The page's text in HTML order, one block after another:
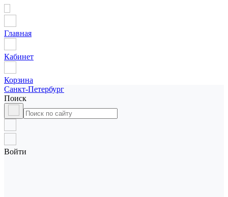
Главная
Кабинет
Корзина
Санкт-Петербург
Поиск
Войти